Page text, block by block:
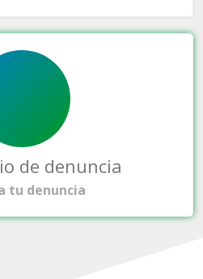
de denuncia
tu denuncia